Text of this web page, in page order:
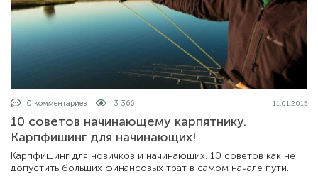
0 комментариев 3 366 11.01.2015
10 советов начинающему карпятнику.
Карпфишинг для начинающих!
Карпфишинг для новичков и начинающих. 10 советов как не
допустить больших финансовых трат в самом начале пути.